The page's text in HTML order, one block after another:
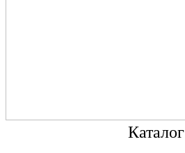
Каталог